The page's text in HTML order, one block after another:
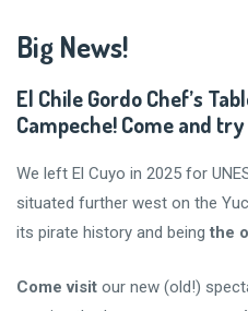
Big News!
El Chile Gordo Chef’s
Campeche! Come and
We left El Cuyo in 2025 for
situated further west on the
its pirate history and being the
Come visit our new (old!)